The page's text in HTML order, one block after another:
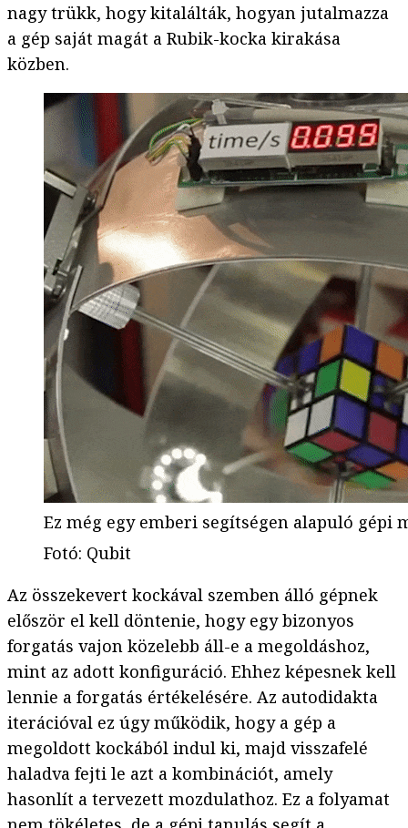
nagy trükk, hogy kitalálták, hogyan jutalmazza
a gép saját magát a Rubik-kocka kirakása
közben.
Ez még egy emberi segítségen alapuló gépi
Fotó: Qubit
Az összekevert kockával szemben álló gépnek
először el kell döntenie, hogy egy bizonyos
forgatás vajon közelebb áll-e a megoldáshoz,
mint az adott konfiguráció. Ehhez képesnek kell
lennie a forgatás értékelésére. Az autodidakta
iterációval ez úgy működik, hogy a gép a
megoldott kockából indul ki, majd visszafelé
haladva fejti le azt a kombinációt, amely
hasonlít a tervezett mozdulathoz. Ez a folyamat